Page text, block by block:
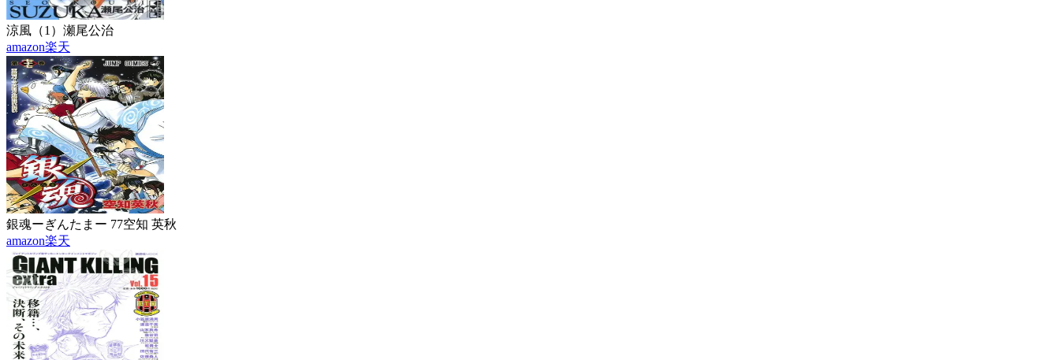
涼風（1） 瀬尾公治
amazon楽天
銀魂ーぎんたまー 77空知 英秋
amazon楽天